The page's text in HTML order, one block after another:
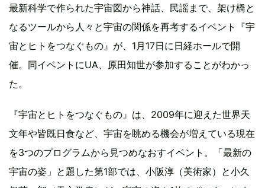
最新科学で作られた宇宙図から神話、民謡まで、架け橋と
なるツールから人々と宇宙の関係を再考するイベント『宇
宙とヒトをつなぐもの』が、1月17日に日経ホールで開
催。同イベントにUA、原田知世が参加することがわかっ
た。
『宇宙とヒトをつなぐもの』は、2009年に迎えた世界天
文年や皆既日食など、宇宙を眺める機会が増えている現在
を3つのプログラムから見つめなおすイベント。「最新の
宇宙の姿」と題した第1部では、小阪淳（美術家）と小久